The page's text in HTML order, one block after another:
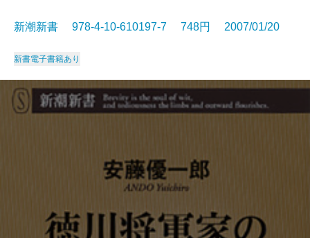
新潮新書 978-4-10-610197-7 748円 2007/01/20
新書電子書籍あり